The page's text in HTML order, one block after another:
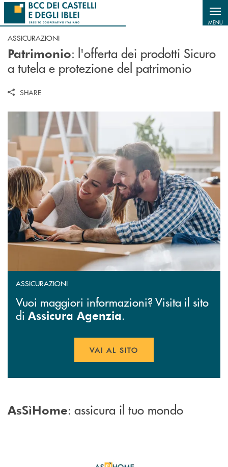
Salta al contenuto principale
MENU
ASSICURAZIONI
Patrimonio: l'offerta dei prodotti Sicuro
a tutela e protezione del patrimonio
SHARE
ASSICURAZIONI
Vuoi maggiori informazioni? Visita il sito
di Assicura Agenzia.
VAI AL SITO
AsSìHome: assicura il tuo mondo